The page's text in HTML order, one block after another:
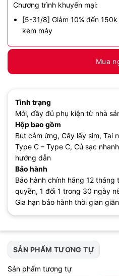
Chương trình khuyến mại:
[5-31/8] Giảm 10% đến
kèm máy
Mua
Tình trạng
Mới, đầy đủ phụ kiện từ nhà
Hộp bao gồm
Bút cảm ứng, Cây lấy sim, Tai
Type C – Type C, Củ sạc
hướng dẫn
Bảo hành
Bảo hành chính hãng 12
quyền, 1 đổi 1 trong 30 ngày
Gia hạn bảo hành thời gian
SẢN PHẨM TƯƠNG TỰ
Sản phẩm tương tự